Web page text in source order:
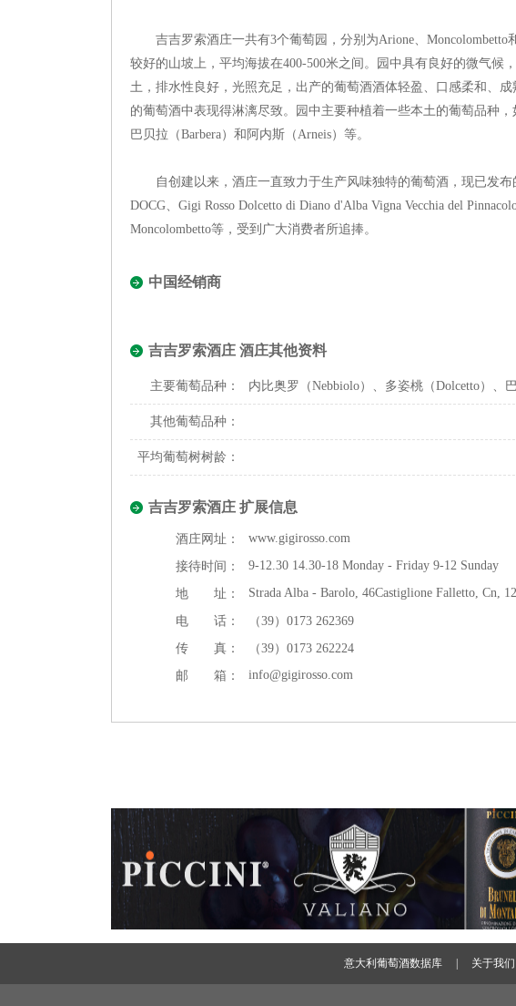
吉吉罗索酒庄一共有3个葡萄园，分别为Arione、Moncolombetto
较好的山坡上，平均海拔在400-500米之间。园中具有良好的微气候
土，排水性良好，光照充足，出产的葡萄酒酒体轻盈、口感柔和、
的葡萄酒中表现得淋漓尽致。园中主要种植着一些本土的葡萄品种，
巴贝拉（Barbera）和阿内斯（Arneis）等。
自创建以来，酒庄一直致力于生产风味独特的葡萄酒，现已发布
DOCG、Gigi Rosso Dolcetto di Diano d'Alba Vigna Vecchia del
Moncolombetto等，受到广大消费者所追捧。
中国经销商
吉吉罗索酒庄 酒庄其他资料
主要葡萄品种： 内比奥罗（Nebbiolo）、多姿桃（Dolcetto）、
其他葡萄品种：
平均葡萄树树龄：
吉吉罗索酒庄 扩展信息
酒庄网址： www.gigirosso.com
接待时间： 9-12.30 14.30-18 Monday - Friday 9-12 Sunday
地 址： Strada Alba - Barolo, 46Castiglione Falletto, Cn,
电 话：
（39）0173 262369
传 真：
（39）0173 262224
邮 箱：
info@gigirosso.com
意大利葡萄酒数据库 关于我们